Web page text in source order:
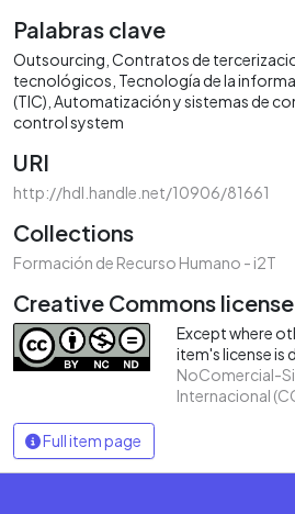
Palabras clave
Outsourcing Contratos de
tecnológicos Tecnología de la
(TIC) Automatización y sistemas de
control system
URI
http://hdl.handle.net/10906/81661
Collections
Formación de Recurso Humano - i2T
Creative Commons license
Except where
item's license is
NoComercial-
Internacional
Full item page